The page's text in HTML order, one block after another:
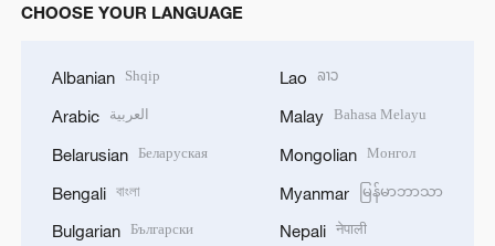
CHOOSE YOUR LANGUAGE
Albanian Shqip
Arabic العربية
Belarusian Беларуская
Bengali বাংলা
Bulgarian Български
Lao ລາວ
Malay Bahasa Melayu
Mongolian Монгол
Myanmar မြန်မာဘာသာ
Nepali नेपाली